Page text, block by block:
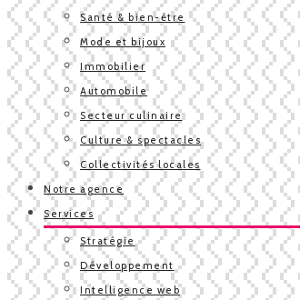
Santé & bien-être
Mode et bijoux
Immobilier
Automobile
Secteur culinaire
Culture & spectacles
Collectivités locales
Notre agence
Services
Stratégie
Développement
Intelligence web